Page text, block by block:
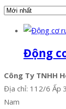
Động
Công Ty TNHH
Địa chỉ: 112/6 Ấp
Nam